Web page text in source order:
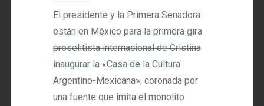
El presidente y la Primera Senadora
están en México parala primera gira
proselitista internacional de Cristina
inaugurar la «Casa de la Cultura
Argentino-Mexicana», coronada por
una fuente que imita el monolito